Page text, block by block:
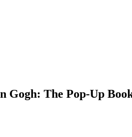
Gogh: The Pop-Up